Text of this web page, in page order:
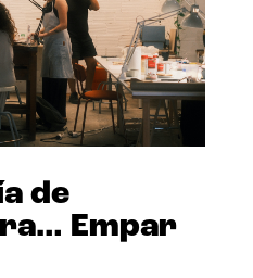
de
Empar